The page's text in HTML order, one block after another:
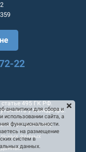
22
495 ГК РФ.
у менеджера.
рассылку
данных
аналитики для сбора и
использовании сайта, а
функциональности.
на размещение
систем в
данных.